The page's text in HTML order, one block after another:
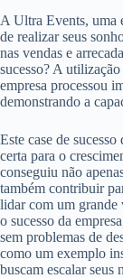
A Ultra Events, uma
de realizar seus
nas vendas e
sucesso? A
empresa processou
demonstrando a
Este case de
certa para o
conseguiu não
também contribuir
lidar com um grande
o sucesso da
sem problemas de
como um exemplo
buscam escalar seus